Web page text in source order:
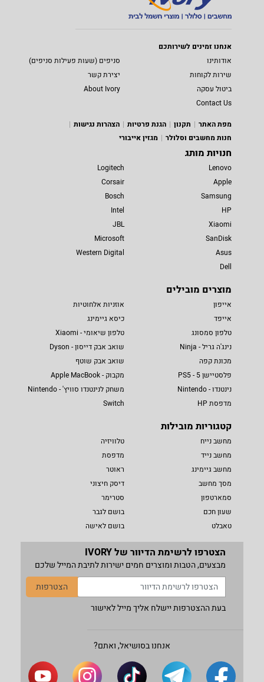
אנחנו זמינים לשירותכם
אודותינו
סניפים (שעות פעילות סניפים)
שירות לקוחות
יצירת קשר
ביטול עסקה
About Ivory
Contact Us
מפת האתר
תקנון הגנת פרטיות
הצהרות נגישות
חנות מחשבים וסלולר
מגזין אייבורי
חנויות מותג
Lenovo
Apple
Samsung
HP
Xiaomi
SanDisk
Asus
Dell
Logitech
Corsair
Bosch
Intel
JBL
Microsoft
Western Digital
מוצרים מובילים
אייפון
אייפד
טלפון סמסונג
נינג'ה גריל - Ninja
מכונת קפה
פלסטיישן 5 - PS5
נינטנדו - Nintendo
מדפסת HP
אוזניות אלחוטיות
כיסא גיימינג
טלפון שיאומי - Xiaomi
שואב אבק דייסון - Dyson
שואב אבק שוטף
מקבוק - Apple MacBook
משחק לנינטנדו סוויץ' - Nintendo
Switch
קטגוריות מובילות
מחשב נייח
מחשב נייד
מחשב גיימינג
מסך מחשב
סמארטפון
שעון חכם
טאבלט
טלוויזיה
מדפסת
ראוטר
דיסק חיצוני
סטרימר
בושם לגבר
בושם לאישה
הצטרפו לרשימת הדיוור של IVORY
מבצעים, הטבות ומוצרים חמים ישירות לתיבת המייל שלכם
הצטרפות
בעת ההצטרפות יישלח אליך מייל לאישור
אנחנו בסושיאל, ואתם?